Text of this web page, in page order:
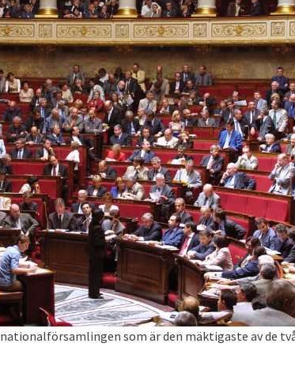
som är den mäktigaste av de